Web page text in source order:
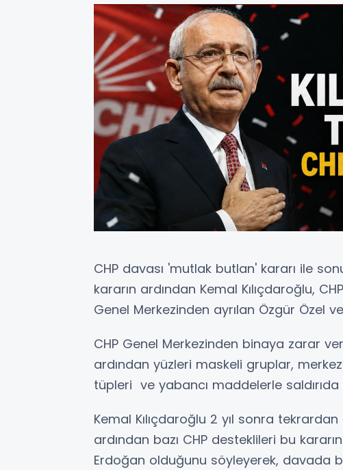
CHP davası 'mutlak butlan' kararı ile
kararın ardından Kemal Kılıçdaroğlu,
Genel Merkezinden ayrılan Özgür Özel
CHP Genel Merkezinden binaya zarar
ardından yüzleri maskeli gruplar,
tüpleri ve yabancı maddelerle
Kemal Kılıçdaroğlu 2 yıl sonra tekrardan
ardından bazı CHP desteklileri bu
Erdoğan olduğunu söyleyerek, davada